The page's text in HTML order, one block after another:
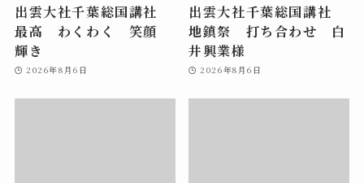
出雲大社千葉総国講社
最高 わくわく 笑顔
輝き
2026年8月6日
出雲大社千葉総国講社
地鎮祭 打ち合わせ 白
井興業様
2026年8月6日